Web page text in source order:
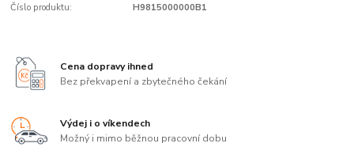
Číslo produktu: H9815000000B1
Cena dopravy ihned
Bez překvapení a zbytečného čekání
Výdej i o víkendech
Možný i mimo běžnou pracovní dobu